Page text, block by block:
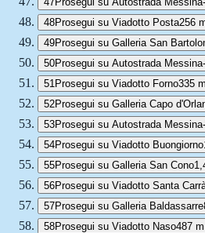
48Prosegui su Viadotto Posta256
49Prosegui su Galleria San
50Prosegui su Autostrada
51 Prosegui su Viadotto Forno335 m
52Prosegui su Galleria Capo
53Prosegui su Autostrada
54Prosegui su Viadotto Buongiorno
55Prosegui su Galleria San Cono
56Prosegui su Viadotto Santa
57Prosegui su Galleria Baldassarre
58Prosegui su Viadotto Naso487 m